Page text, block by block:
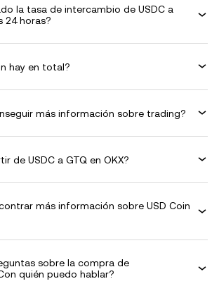
la tasa de intercambio de USDC a
24 horas?
hay en total?
más información sobre trading?
de USDC a GTQ en OKX?
más información sobre USD Coin
sobre la compra de
quién puedo hablar?